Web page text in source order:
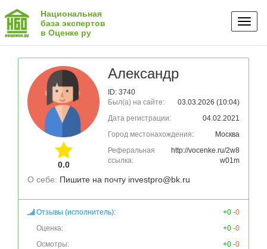
Национальная
база экспертов
в Оценке ру
0.0
Александр
ID: 3740
Был(а) на сайте:
03.03.2026 (10:04)
Дата регистрации:
04.02.2021
Город местонахождения:
Москва
Реферальная
ссылка:
http://vocenke.ru/2w8
w01m
О себе: Пишите на почту investpro@bk.ru
Отзывы (исполнитель): +0 -0
Оценка:
+0 -0
Осмотры:
+0 -0